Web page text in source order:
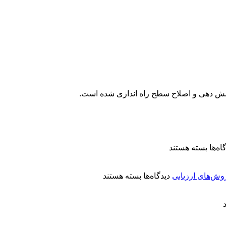
دهی و اصلاح سطح راه اندازی شده است.
برای
«آبکاری
بسته هستند
ارزیابی دیدگاه‌ها برای
بسته هستند